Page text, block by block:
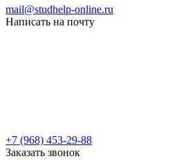
mail@studhelp-online.ru
Написать на почту
+7 (968) 453-29-88
Заказать звонок